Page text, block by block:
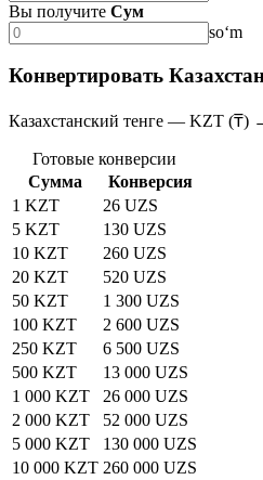
Вы получите Сум
soʻm
Конвертировать
Казахстанский тенге — KZT
Готовые конверсии
Сумма
Конверсия
1 KZT
26 UZS
5 KZT
130 UZS
10 KZT
260 UZS
20 KZT
520 UZS
50 KZT
1 300 UZS
100 KZT
2 600 UZS
250 KZT
6 500 UZS
500 KZT
13 000 UZS
1 000 KZT
26 000 UZS
2 000 KZT
52 000 UZS
5 000 KZT
130 000 UZS
10 000 KZT 260 000 UZS